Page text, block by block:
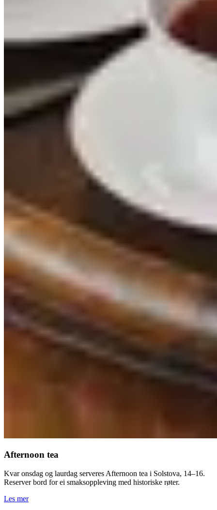
Afternoon tea
Kvar onsdag og laurdag serveres Afternoon tea i Solstova, 14–16.
Reserver bord for ei smaksoppleving med historiske røter.
Les mer